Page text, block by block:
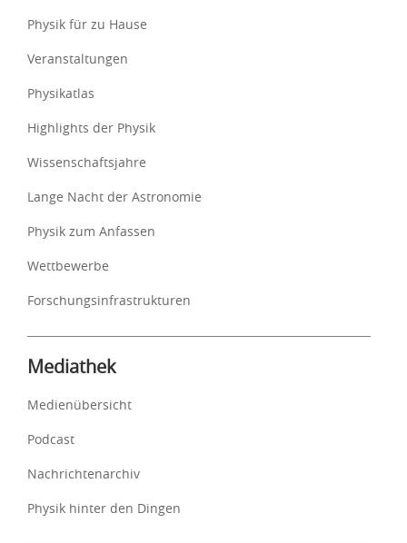
Physik für zu Hause
Veranstaltungen
Physikatlas
Highlights der Physik
Wissenschaftsjahre
Lange Nacht der Astronomie
Physik zum Anfassen
Wettbewerbe
Forschungsinfrastrukturen
Mediathek
Medienübersicht
Podcast
Nachrichtenarchiv
Physik hinter den Dingen